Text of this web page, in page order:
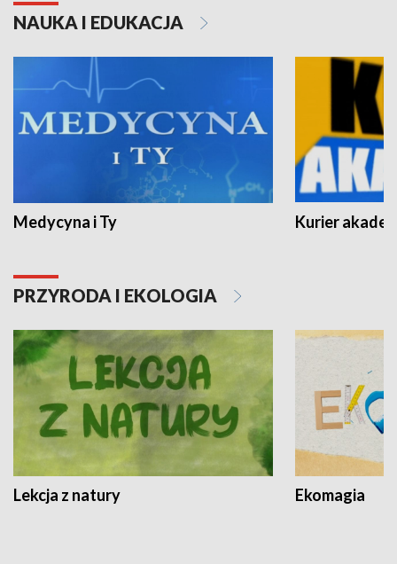
NAUKA I EDUKACJA
Medycyna i Ty Kurier
PRZYRODA I EKOLOGIA
Lekcja z natury Ekomagia